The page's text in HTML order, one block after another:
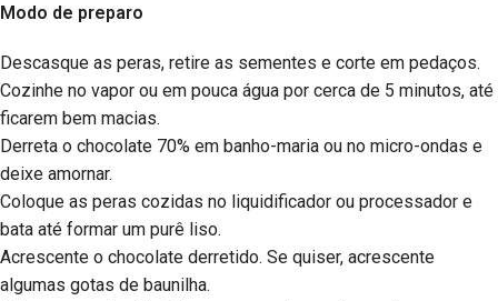
Modo de preparo
Descasque as peras, retire as sementes e corte em pedaços.
Cozinhe no vapor ou em pouca água por cerca de 5 minutos, até
ficarem bem macias.
Derreta o chocolate 70% em banho-maria ou no micro-ondas e
deixe amornar.
Coloque as peras cozidas no liquidificador ou processador e
bata até formar um purê liso.
Acrescente o chocolate derretido. Se quiser, acrescente
algumas gotas de baunilha.